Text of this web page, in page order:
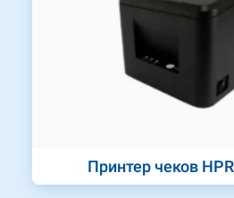
Принтер чеков